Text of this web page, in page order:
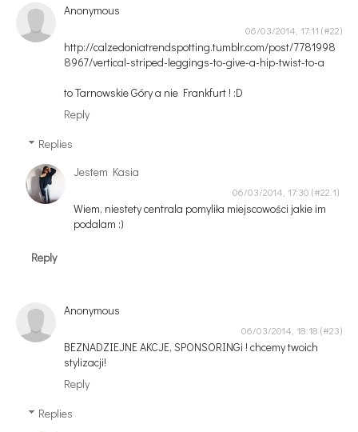
Anonymous
06/03/2014, 17:11
http://calzedoniatrendspotting.tumblr.com/post/7781998
8967/vertical-striped-leggings-to-give-a-hip-twist-to-a
to Tarnowskie Góry a nie Frankfurt ! :D
Reply
Replies
Jestem Kasia
06/03/2014, 17:30
Wiem, niestety centrala pomyliła miejscowości jakie im
podalam :)
Reply
Anonymous
06/03/2014, 18:18
BEZNADZIEJNE AKCJE, SPONSORINGi ! chcemy twoich
stylizacji!
Reply
Replies